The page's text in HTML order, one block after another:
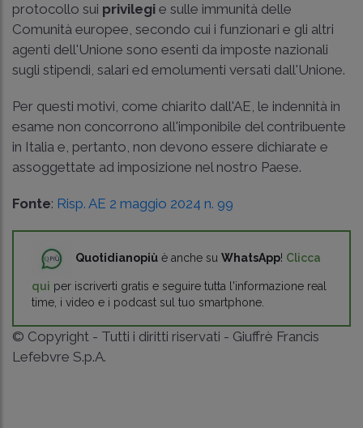
protocollo sui privilegi e sulle immunità delle
Comunità europee, secondo cui i funzionari e gli altri
agenti dell'Unione sono esenti da imposte nazionali
sugli stipendi, salari ed emolumenti versati dall'Unione.
Per questi motivi, come chiarito dall'AE, le indennità in
esame non concorrono all'imponibile del contribuente
in Italia e, pertanto, non devono essere dichiarate e
assoggettate ad imposizione nel nostro Paese.
Fonte: Risp. AE 2 maggio 2024 n. 99
Quotidianopiù è anche su WhatsApp! Clicca
qui per iscriverti gratis e seguire tutta l'informazione real
time, i video e i podcast sul tuo smartphone.
© Copyright - Tutti i diritti riservati - Giuffrè Francis
Lefebvre S.p.A.